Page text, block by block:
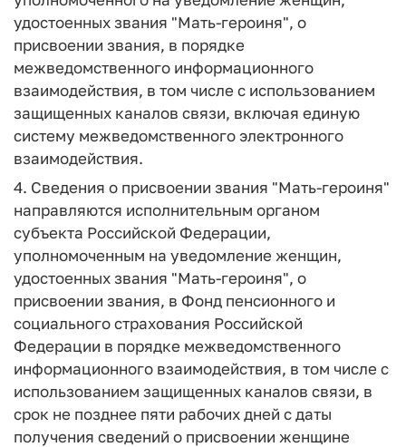
удостоенных звания "Мать-героиня", о
присвоении звания, в порядке
межведомственного информационного
взаимодействия, в том числе с использованием
защищенных каналов связи, включая единую
систему межведомственного электронного
взаимодействия.
4. Сведения о присвоении звания "Мать-героиня"
направляются исполнительным органом
субъекта Российской Федерации,
уполномоченным на уведомление женщин,
удостоенных звания "Мать-героиня", о
присвоении звания, в Фонд пенсионного и
социального страхования Российской
Федерации в порядке межведомственного
информационного взаимодействия, в том числе с
использованием защищенных каналов связи, в
срок не позднее пяти рабочих дней с даты
получения сведений о присвоении женщине